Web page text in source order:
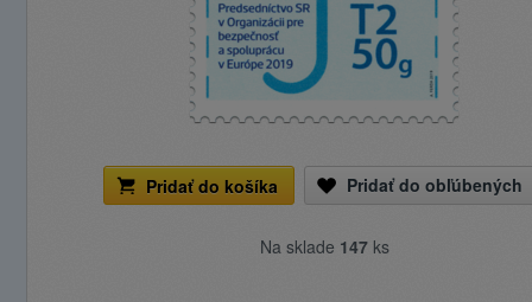
Pridať do košíka Pridať do obľúbených
Na sklade 147ks